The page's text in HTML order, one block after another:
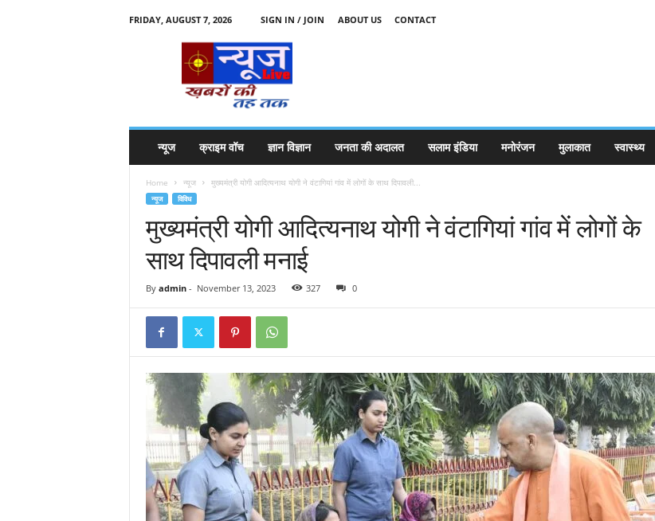
FRIDAY, AUGUST 7, 2026 SIGN IN / JOIN ABOUT US
CONTACT
न्यूज क्राइम वॉच ज्ञान विज्ञान जनता की अदालत सलाम इंडिया मनोरंजन मुलाकात स्वास्थ्य
Home न्यूज मुख्यमंत्री योगी आदित्यनाथ योगी ने वंटागियां गांव में लोगों के साथ दिपावली...
न्यूज विविध
मुख्यमंत्री योगी आदित्यनाथ योगी ने वंटागियां गांव में लोगों के
साथ दिपावली मनाई
By admin- November 13, 2023 327 0